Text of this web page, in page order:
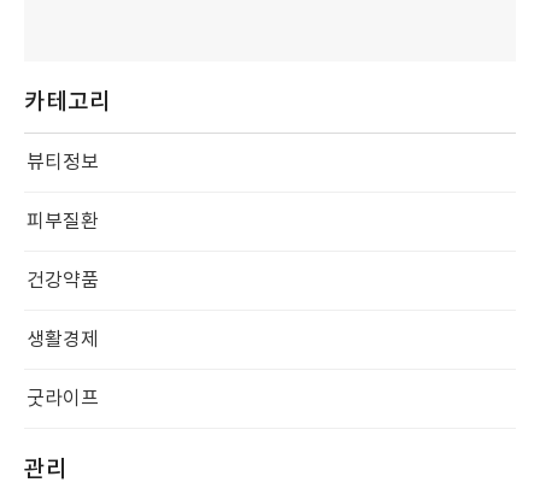
카테고리
뷰티정보
피부질환
건강약품
생활경제
굿라이프
관리